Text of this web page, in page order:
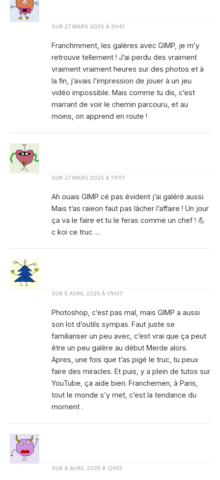
SUR 27 MARS 2025 À 2H41
Franchmment, les galères avec GIMP, je m’y
retrouve tellement ! J’ai perdu des vraiment
vraiment vraiment heures sur des photos et à
la fin, j’avais l’impression de jouer à un jeu
vidéo impossible. Mais comme tu dis, c’est
marrant de voir le chemin parcouru, et au
moins, on apprend en route !
SUR 27 MARS 2025 À 17H17
Ah ouais GIMP cé pas évident j’ai galéré aussi.
Mais t’as raieon faut pas lâcher l’affaire ! Un jour
ça va le faire et tu le feras comme un chef ! 💪
c koi ce truc …
SUR 5 AVRIL 2025 À 17H37
Photoshop, c’est pas mal, mais GIMP a aussi
son lot d’outils sympas. Faut juste se
familiariser un peu avec, c’est vrai que ça peut
être un peu galère au début Merde alors.
Apres, une fois que t’as pigé le truc, tu peux
faire des miracles. Et puis, y a plein de tutos sur
YouTube, ça aide bien. Franchemen, à Paris,
tout le monde s’y met, c’est la tendance du
moment .
SUR 6 AVRIL 2025 À 12H13